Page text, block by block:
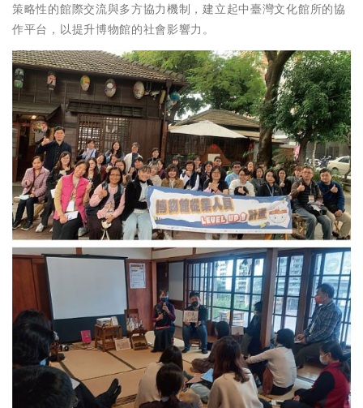
策略性的館際交流與多方協力機制，建立起中臺灣文化館所的協
作平台，以提升博物館的社會影響力。